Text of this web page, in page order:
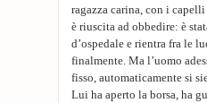
ragazza carina, con i
è riuscita ad obbedire: è
d’ospedale e rientra fra le
finalmente. Ma l’uomo
fisso, automaticamente si
Lui ha aperto la borsa, ha